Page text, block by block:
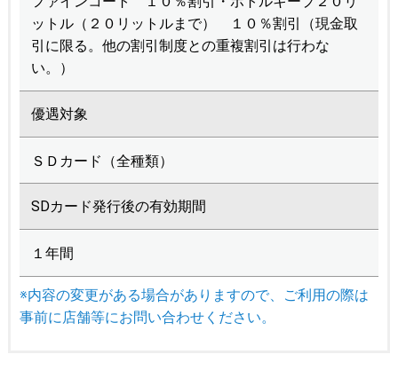
ットル（２０リットルまで） １０％割引（現金取
引に限る。他の割引制度との重複割引は行わな
い。）
優遇対象
ＳＤカード（全種類）
SDカード発行後の有効期間
１年間
※内容の変更がある場合がありますので、ご利用の際は
事前に店舗等にお問い合わせください。